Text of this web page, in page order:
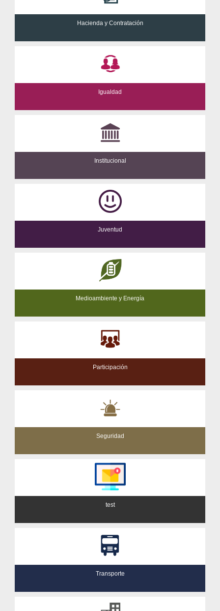
Hacienda y Contratación
Igualdad
Institucional
Juventud
Medioambiente y Energía
Participación
Seguridad
test
Transporte